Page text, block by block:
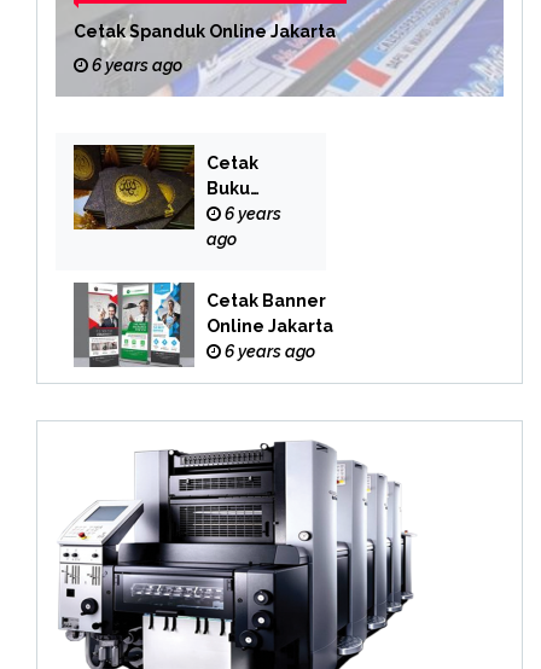
Cetak Spanduk Online Jakarta
6 years ago
Cetak
Buku
Yasin
Online
6 years
ago
Cetak Banner
Online Jakarta
6 years ago